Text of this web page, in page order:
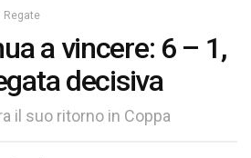
Regate
a vincere: 6 – 1,
decisiva
il suo ritorno in Coppa